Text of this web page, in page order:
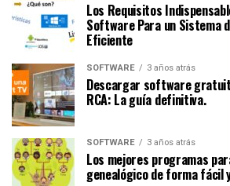
Los Requisitos
Software Para un Sistema
Eficiente
SOFTWARE 3 años atrás
Descargar software
RCA: La guía definitiva.
SOFTWARE 3 años atrás
Los mejores programas
genealógico de forma fácil